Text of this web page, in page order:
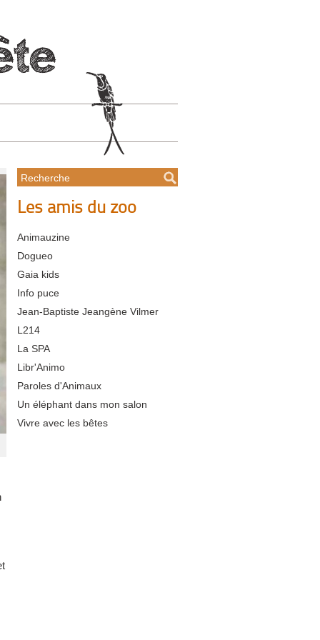
Les amis du zoo
Animauzine
Dogueo
Gaia kids
Info puce
Jean-Baptiste Jeangène Vilmer
L214
La SPA
Libr'Animo
Paroles d'Animaux
Un éléphant dans mon salon
Vivre avec les bêtes